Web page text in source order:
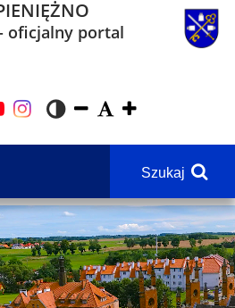
oficjalny portal
Szukaj